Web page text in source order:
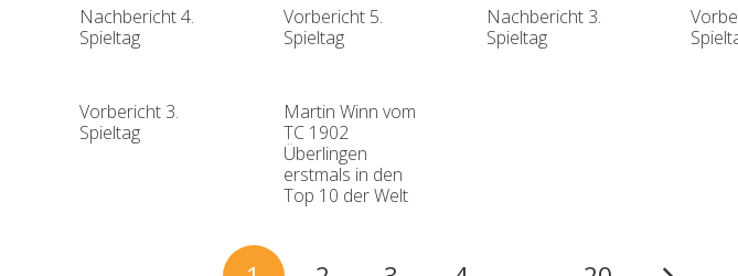
Nachbericht 4.
Spieltag
Vorbericht 5.
Spieltag
Nachbericht 3.
Spieltag
Vorbericht 3.
Spieltag
Martin Winn vom
TC 1902
Überlingen
erstmals in den
Top 10 der Welt